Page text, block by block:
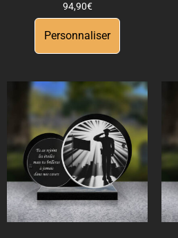
94,90€
Personnaliser